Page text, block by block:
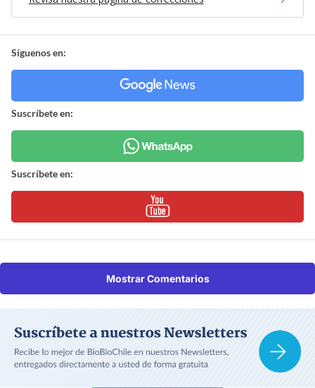
Síguenos en:
Suscríbete en:
Suscríbete en:
Mostrar Comentarios